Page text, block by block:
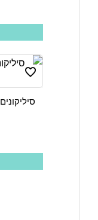
מספר
סוגים.
ניתן
לבחור
את
האפשרויות